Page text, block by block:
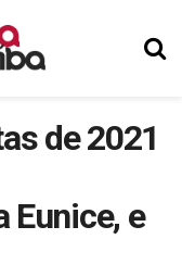
de 2021
Eunice, e